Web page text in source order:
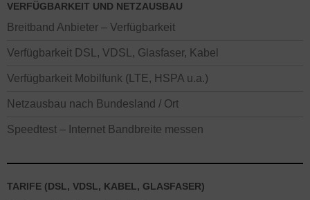
VERFÜGBARKEIT UND NETZAUSBAU
Breitband Anbieter – Verfügbarkeit
Verfügbarkeit DSL, VDSL, Glasfaser, Kabel
Verfügbarkeit Mobilfunk (LTE, HSPA u.a.)
Netzausbau nach Bundesland / Ort
Speedtest – Internet Bandbreite messen
TARIFE (DSL, VDSL, KABEL, GLASFASER)